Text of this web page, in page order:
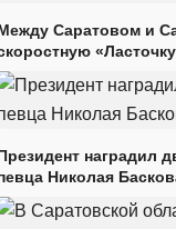
Саратовом и
наградил
Николая